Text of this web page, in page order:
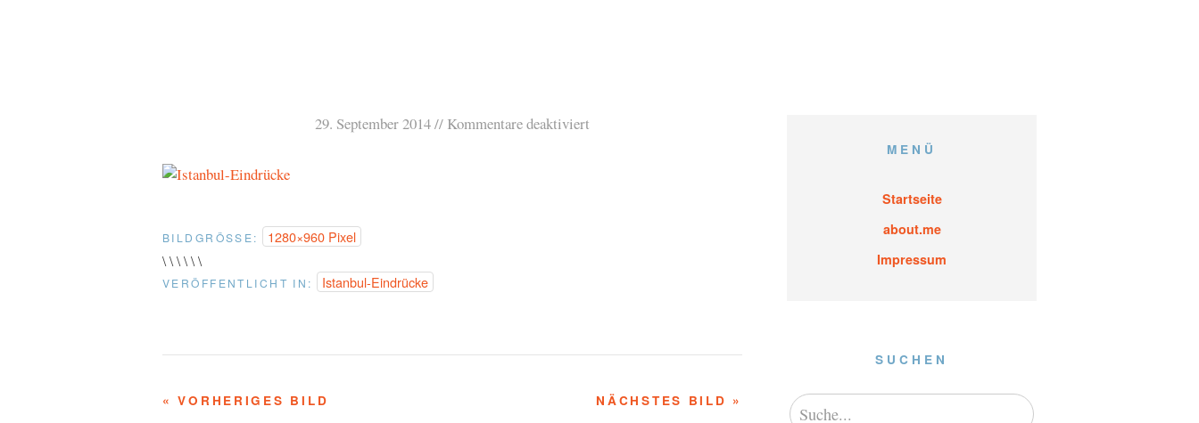
29. September 2014 Kommentare deaktiviert
BILDGRÖSSE:
1280×960 Pixel
\ \ \ \ \ \
VERÖFFENTLICHT IN: Istanbul-Eindrücke
NÄCHSTES BILD »
« VORHERIGES BILD
MENÜ
Startseite
about.me
Impressum
SUCHEN